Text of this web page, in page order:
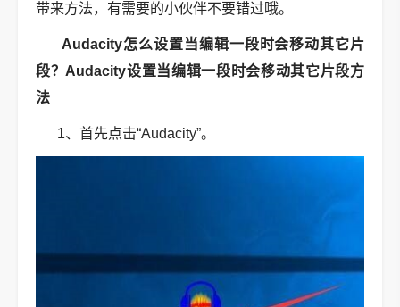
带来方法，有需要的小伙伴不要错过哦。
Audacity怎么设置当编辑一段时会移动其它片
段？Audacity设置当编辑一段时会移动其它片段方
法
1、首先点击“Audacity”。